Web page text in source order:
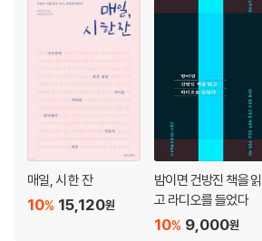
매일, 시 한 잔
15,120원
10%
밤이면 건방진 책을 읽
고 라디오를 들었다
9,000원
10%